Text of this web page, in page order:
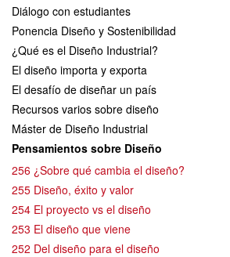
Diálogo con estudiantes
Ponencia Diseño y Sostenibilidad
¿Qué es el Diseño Industrial?
El diseño importa y exporta
El desafío de diseñar un país
Recursos varios sobre diseño
Máster de Diseño Industrial
Pensamientos sobre Diseño
256 ¿Sobre qué cambia el diseño?
255 Diseño, éxito y valor
254 El proyecto vs el diseño
253 El diseño que viene
252 Del diseño para el diseño